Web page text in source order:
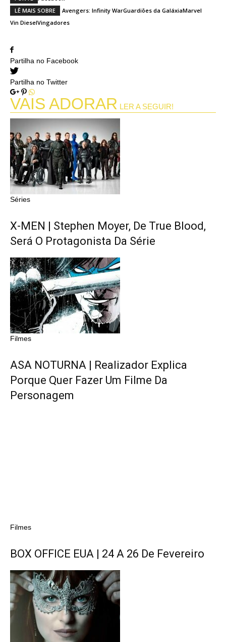
LÊ MAIS SOBRE
Avengers: Infinity WarGuardiões da GaláxiaMarvel
Vin DieselVingadores
Partilha no Facebook
Partilha no Twitter
VAIS ADORAR LER A SEGUIR!
Séries
X-MEN | Stephen Moyer, De True Blood,
Será O Protagonista Da Série
Filmes
ASA NOTURNA | Realizador Explica
Porque Quer Fazer Um Filme Da
Personagem
Filmes
BOX OFFICE EUA | 24 A 26 De Fevereiro